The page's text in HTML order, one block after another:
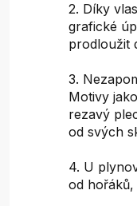
2. Díky
grafické
prodloužit
3.
Motivy
rezavý
od svých
4. U
od